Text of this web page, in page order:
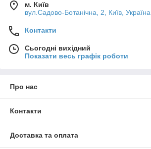
м. Київ
вул.Садово-Ботанічна, 2, Київ, Україна
Контакти
Сьогодні вихідний
Показати весь графік роботи
Про нас
Контакти
Доставка та оплата